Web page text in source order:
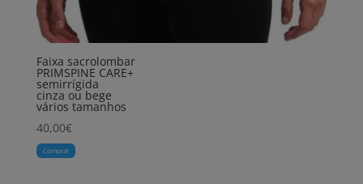
Faixa sacrolombar
PRIMSPINE CARE+
semirrígida
cinza ou bege
vários tamanhos
40,00€
Comprar